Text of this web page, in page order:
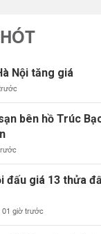
Nội tăng giá
bên hồ Trúc
đấu giá 13 thửa
01 giờ trước